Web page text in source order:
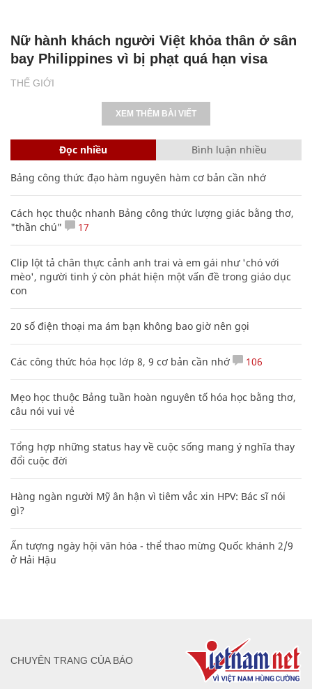
THẾ GIỚI
Nữ hành khách người Việt khỏa thân ở sân
bay Philippines vì bị phạt quá hạn visa
XEM THÊM BÀI VIẾT
Đọc nhiều Bình luận nhiều
Bảng công thức đạo hàm nguyên hàm cơ bản cần nhớ
Cách học thuộc nhanh Bảng công thức lượng giác bằng thơ,
"thần chú"
17
Clip lột tả chân thực cảnh anh trai và em gái như 'chó với
mèo', người tinh ý còn phát hiện một vấn đề trong giáo dục
con
20 số điện thoại ma ám bạn không bao giờ nên gọi
Các công thức hóa học lớp 8, 9 cơ bản cần nhớ 106
Mẹo học thuộc Bảng tuần hoàn nguyên tố hóa học bằng thơ,
câu nói vui vẻ
Tổng hợp những status hay về cuộc sống mang ý nghĩa thay
đổi cuộc đời
Hàng ngàn người Mỹ ân hận vì tiêm vắc xin HPV: Bác sĩ nói
gì?
Ấn tượng ngày hội văn hóa - thể thao mừng Quốc khánh 2/9
ở Hải Hậu
CHUYÊN TRANG CỦA BÁO